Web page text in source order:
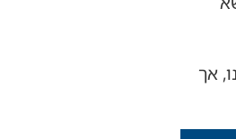
אותנו, אך